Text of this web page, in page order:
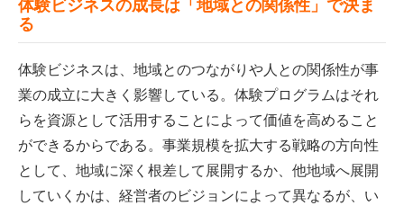
る
体験ビジネスは、地域とのつながりや人との関係性が事
業の成立に大きく影響している。体験プログラムはそれ
らを資源として活用することによって価値を高めること
ができるからである。事業規模を拡大する戦略の方向性
として、地域に深く根差して展開するか、他地域へ展開
していくかは、経営者のビジョンによって異なるが、い